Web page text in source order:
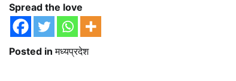
Spread the love
Posted inमध्यप्रदेश